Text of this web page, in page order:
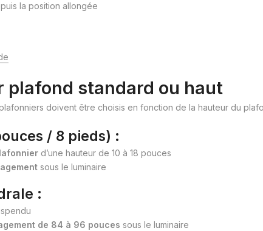
la position allongée
plafond standard ou haut
doivent être choisis en fonction de la hauteur du
/ 8 pieds) :
d’une hauteur de 10 à 18 pouces
sous le luminaire
:
de 84 à 96 pouces sous le luminaire